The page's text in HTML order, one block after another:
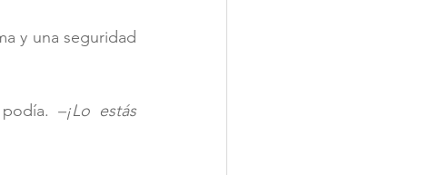
y una seguridad
–¡Lo estás